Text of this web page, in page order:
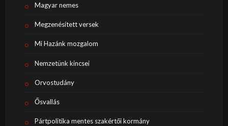
Magyar nemes
Megzenésített versek
Mi Hazánk mozgalom
Nemzetünk kincsei
Orvostudány
Ősvallás
Pártpolitika mentes szakértői kormány